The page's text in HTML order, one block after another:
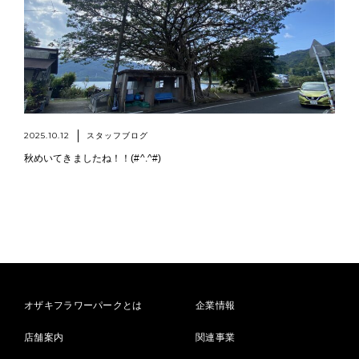
2025.10.12 スタッフブログ
秋めいてきましたね！！(#^.^#)
オザキフラワーパークとは
店舗案内
企業情報
関連事業